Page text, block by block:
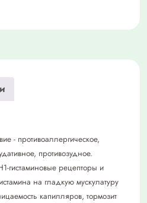
- противоаллергическое,
противозудное.
гистаминовые рецепторы и
на гладкую мускулатуру
капилляров, тормозит